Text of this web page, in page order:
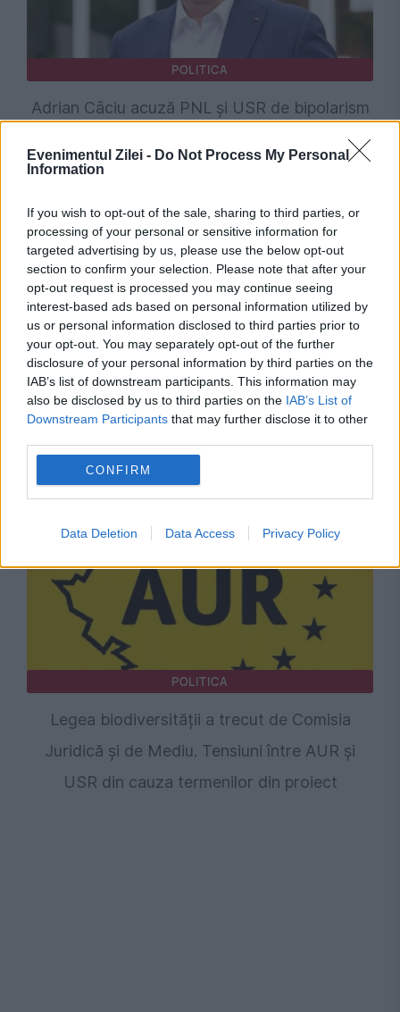
Evenimentul Zilei - Do Not Process My Personal
Information
If you wish to opt-out of the sale, sharing to third parties, or
processing of your personal or sensitive information for
targeted advertising by us, please use the below opt-out
section to confirm your selection. Please note that after your
opt-out request is processed you may continue seeing
interest-based ads based on personal information utilized by
us or personal information disclosed to third parties prior to
your opt-out. You may separately opt-out of the further
disclosure of your personal information by third parties on the
IAB’s list of downstream participants. This information may
also be disclosed by us to third parties on the IAB’s List of
Downstream Participants that may further disclose it to other
CONFIRM
Data Deletion Data Access Privacy Policy
POLITICA
Adrian Câciu acuză PNL și USR de bipolarism
POLITICA
Scandal pe tema monedei unice. AUR neagă
existența unui consens politic pentru trecerea
României la euro
POLITICA
Legea biodiversității a trecut de Comisia
Juridică și de Mediu. Tensiuni între AUR și
USR din cauza termenilor din proiect